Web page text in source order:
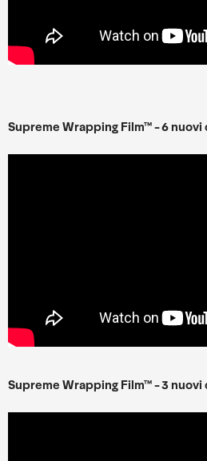
Supreme Wrapping Film™ - 6
Supreme Wrapping Film™ - 3 nuovi